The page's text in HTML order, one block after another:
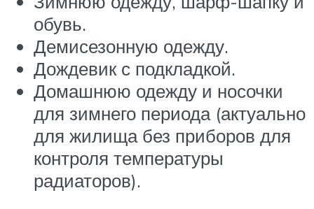
обувь.
Демисезонную одежду.
Дождевик с подкладкой.
Домашнюю одежду и носочки
для зимнего периода (актуально
для жилища без приборов для
контроля температуры
радиаторов).